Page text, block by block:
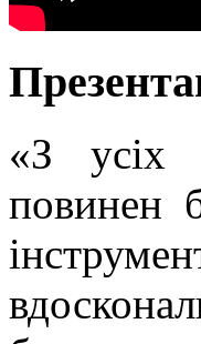
«З усіх
повинен